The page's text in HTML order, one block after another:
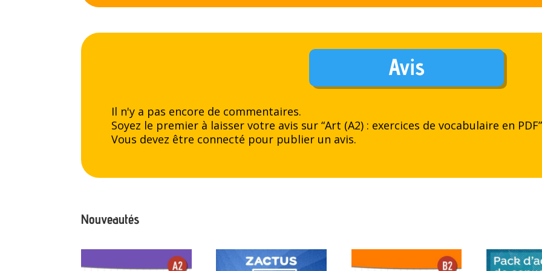
Avis
Il n'y a pas encore de commentaires.
Soyez le premier à laisser votre avis sur “Art (A2) : exercices de vocabulaire en PDF”
Vous devez être connecté pour publier un avis.
Nouveautés